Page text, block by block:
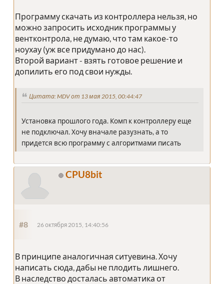
Программу скачать из контроллера нельзя, но
можно запросить исходник программы у
вентконтрола, не думаю, что там какое-то
ноухау (уж все придумано до нас).
Второй вариант - взять готовое решение и
допилить его под свои нужды.
Цитата: MDV от 13 мая 2015, 00:44:47
Установка прошлого года. Комп к контроллеру еще
не подключал. Хочу вначале разузнать, а то
придется всю программу с алгоритмами писать
CPU8bit
#8 26 октября 2015, 14:40:56
В принципе аналогичная ситуевина. Хочу
написать сюда, дабы не плодить лишнего.
В наследство досталась автоматика от